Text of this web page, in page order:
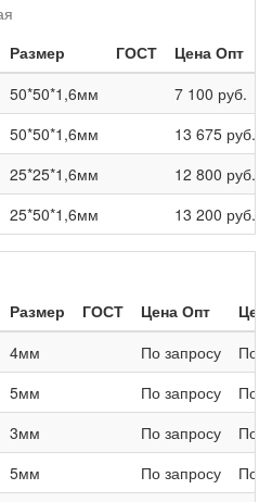
Размер ГОСТ
Цена Опт
50*50*1,6мм
7 100 руб.
50*50*1,6мм
13 675 руб.
25*25*1,6мм
12 800 руб.
25*50*1,6мм 13 200 руб.
Размер ГОСТ Цена Опт
4мм По запросу
По
5мм По запросу
По
3мм По запросу
По
5мм По запросу
По